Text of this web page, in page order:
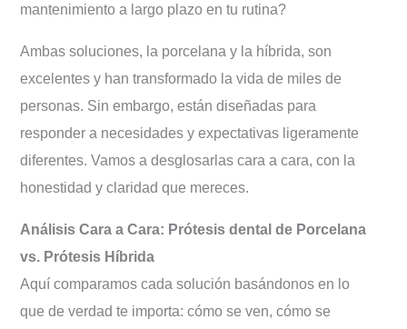
mantenimiento a largo plazo en tu rutina?
Ambas soluciones, la porcelana y la híbrida, son
excelentes y han transformado la vida de miles de
personas. Sin embargo, están diseñadas para
responder a necesidades y expectativas ligeramente
diferentes. Vamos a desglosarlas cara a cara, con la
honestidad y claridad que mereces.
Análisis Cara a Cara: Prótesis dental de Porcelana
vs. Prótesis Híbrida
Aquí comparamos cada solución basándonos en lo
que de verdad te importa: cómo se ven, cómo se